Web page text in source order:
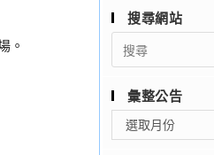
。
搜尋網站
Search
for:
彙整公告
整
選取月份